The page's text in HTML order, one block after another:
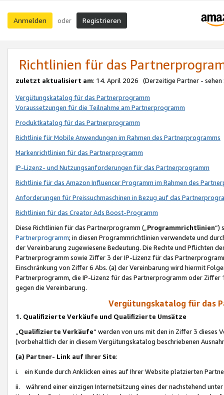
Anmelden oder Registrieren
Richtlinien für das
zuletzt aktualisiert am: 14. April 2026 (Derzeitige Partner - sehen
Vergütungskatalog für das Partnerprogramm
Voraussetzungen für die Teilnahme am Partnerprogramm
Produktkatalog für das Partnerprogramm
Richtlinie für Mobile Anwendungen im Rahmen des Partnerprogramms
Markenrichtlinien für das Partnerprogramm
IP-Lizenz- und Nutzungsanforderungen für das Partnerprogramm
Richtlinie für das Amazon Influencer Programm im Rahmen des
Anforderungen für Preissuchmaschinen in Bezug auf das
Richtlinien für das Creator Ads Boost-Programm
Diese Richtlinien für das Partnerprogramm („Programmrichtlinien“)
Partnerprogramm; in diesen Programmrichtlinien verwendete und
der Vereinbarung zugewiesene Bedeutung. Die Rechte und Pflichten
Partnerprogramm sowie Ziffer 3 der IP-Lizenz für das
Einschränkung von Ziffer 6 Abs. (a) der Vereinbarung wird hiermit
Partnerprogramm, die IP-Lizenz für das Partnerprogramm oder
gegen die Vereinbarung.
Vergütungskatalog für das
1. Qualifizierte Verkäufe und Qualifizierte Umsätze
Qualifizierte Verkäufe“ werden von uns mit den in Ziffer 3
(vorbehaltlich der in diesem Vergütungskatalog beschriebenen
(a) Partner- Link auf Ihrer Site:
i. ein Kunde durch Anklicken eines auf Ihrer Website platzierten
ii. während einer einzigen Internetsitzung eines der nachstehend